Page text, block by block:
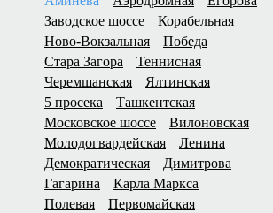
Заводское шоссе
Корабельная
Ново-Вокзальная
Победа
Стара Загора
Теннисная
Черемшанская
Ялтинская
5 просека
Ташкентская
Московское шоссе
Вилоновская
Молодогвардейская
Ленина
Демократическая
Димитрова
Гагарина
Карла Маркса
Полевая
Первомайская